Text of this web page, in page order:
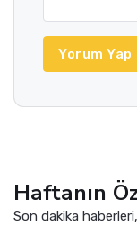
Yorum Yap
Haftanın
Son dakika